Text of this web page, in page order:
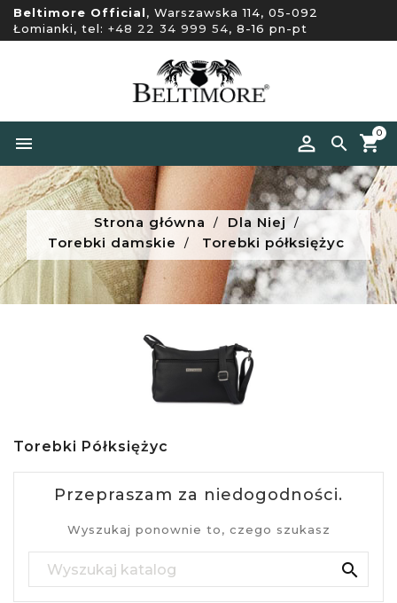
Beltimore Official, Warszawska 114, 05-092
Łomianki, tel: +48 22 34 999 54, 8-16 pn-pt


0
Strona główna
Dla Niej
Torebki damskie
Torebki półksiężyc
Torebki Półksiężyc
Przepraszam za niedogodności.
Wyszukaj ponownie to, czego szukasz
